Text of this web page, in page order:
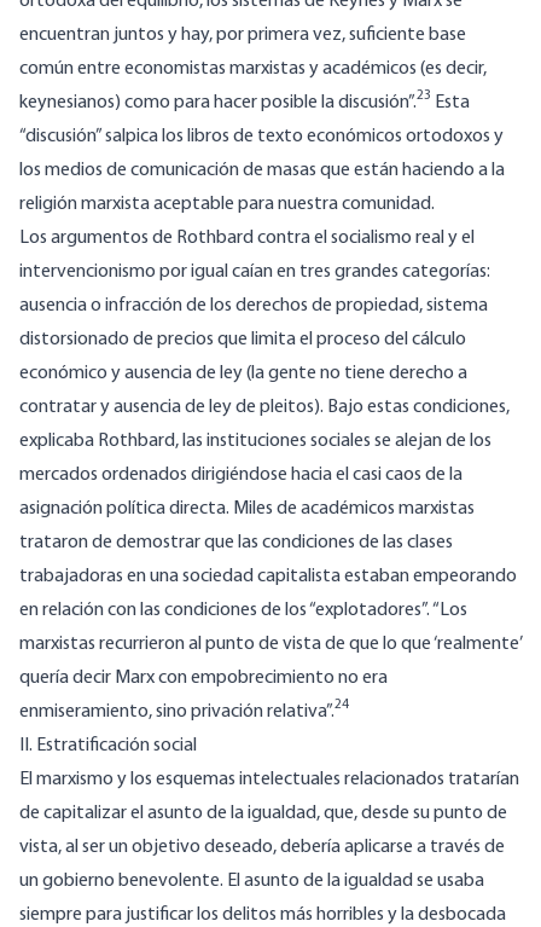
encuentran juntos y hay, por primera vez, suficiente base
común entre economistas marxistas y académicos (es decir,
keynesianos) como para hacer posible la discusión”.23 Esta
“discusión” salpica los libros de texto económicos ortodoxos y
los medios de comunicación de masas que están haciendo a la
religión marxista aceptable para nuestra comunidad.
Los argumentos de Rothbard contra el socialismo real y el
intervencionismo por igual caían en tres grandes categorías:
ausencia o infracción de los derechos de propiedad, sistema
distorsionado de precios que limita el proceso del cálculo
económico y ausencia de ley (la gente no tiene derecho a
contratar y ausencia de ley de pleitos). Bajo estas condiciones,
explicaba Rothbard, las instituciones sociales se alejan de los
mercados ordenados dirigiéndose hacia el casi caos de la
asignación política directa. Miles de académicos marxistas
trataron de demostrar que las condiciones de las clases
trabajadoras en una sociedad capitalista estaban empeorando
en relación con las condiciones de los “explotadores”. “Los
marxistas recurrieron al punto de vista de que lo que ‘realmente’
quería decir Marx con empobrecimiento no era
enmiseramiento, sino privación relativa”.24
II. Estratificación social
El marxismo y los esquemas intelectuales relacionados tratarían
de capitalizar el asunto de la igualdad, que, desde su punto de
vista, al ser un objetivo deseado, debería aplicarse a través de
un gobierno benevolente. El asunto de la igualdad se usaba
siempre para justificar los delitos más horribles y la desbocada